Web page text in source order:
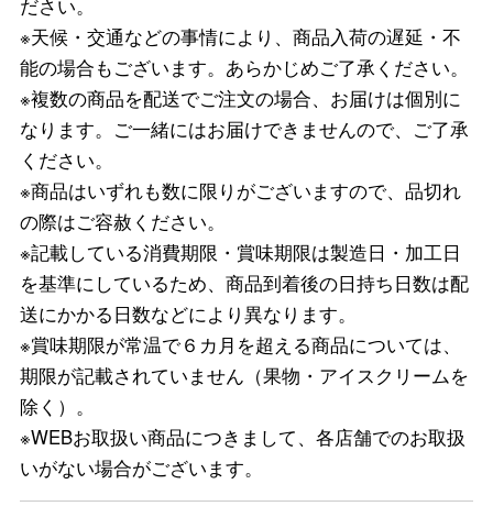
ださい。
※天候・交通などの事情により、商品入荷の遅延・不
能の場合もございます。あらかじめご了承ください。
※複数の商品を配送でご注文の場合、お届けは個別に
なります。ご一緒にはお届けできませんので、ご了承
ください。
※商品はいずれも数に限りがございますので、品切れ
の際はご容赦ください。
※記載している消費期限・賞味期限は製造日・加工日
を基準にしているため、商品到着後の日持ち日数は配
送にかかる日数などにより異なります。
※賞味期限が常温で６カ月を超える商品については、
期限が記載されていません（果物・アイスクリームを
除く）。
※WEBお取扱い商品につきまして、各店舗でのお取扱
いがない場合がございます。